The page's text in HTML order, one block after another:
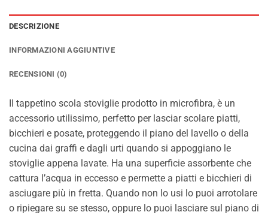
DESCRIZIONE
INFORMAZIONI AGGIUNTIVE
RECENSIONI (0)
Il tappetino scola stoviglie prodotto in microfibra, è un
accessorio utilissimo, perfetto per lasciar scolare piatti,
bicchieri e posate, proteggendo il piano del lavello o della
cucina dai graffi e dagli urti quando si appoggiano le
stoviglie appena lavate. Ha una superficie assorbente che
cattura l’acqua in eccesso e permette a piatti e bicchieri di
asciugare più in fretta. Quando non lo usi lo puoi arrotolare
o ripiegare su se stesso, oppure lo puoi lasciare sul piano di